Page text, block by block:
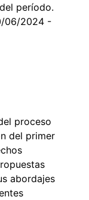
período.
06/2024 -
proceso
del primer
abordajes